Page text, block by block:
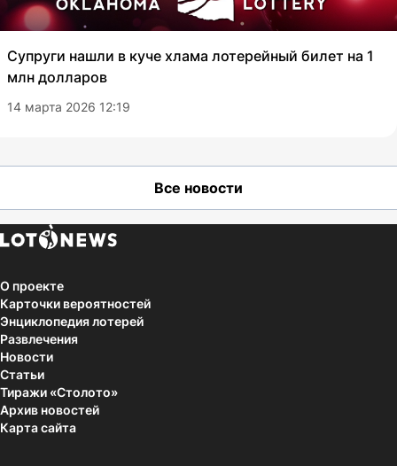
Супруги нашли в куче хлама лотерейный билет на 1
млн долларов
14 марта 2026 12:19
Все новости
О проекте
Карточки вероятностей
Энциклопедия лотерей
Развлечения
Новости
Статьи
Тиражи «Столото»
Архив новостей
Карта сайта